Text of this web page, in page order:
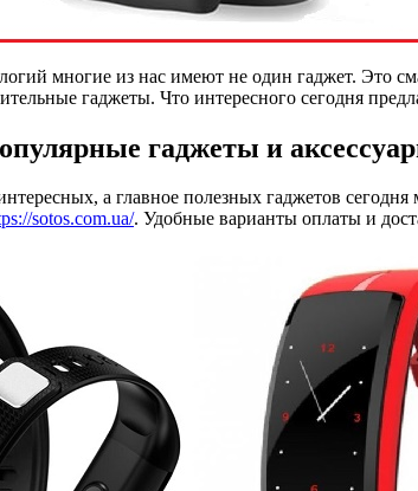
многие из нас имеют не один гаджет. Это
гаджеты. Что интересного сегодня
гаджеты и
а главное полезных гаджетов
sotos.com.ua/. Удобные варианты оплаты и